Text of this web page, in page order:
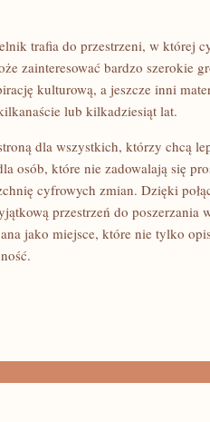
trafia do przestrzeni, w której
zainteresować bardzo szerokie
kulturową, a jeszcze inni
lub kilkadziesiąt lat.
dla wszystkich, którzy chcą
osób, które nie zadowalają się
cyfrowych zmian. Dzięki
przestrzeń do poszerzania
jako miejsce, które nie tylko